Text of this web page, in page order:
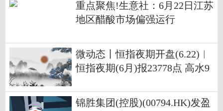
重点聚焦!生意社：6月22日江苏
地区醋酸市场偏强运行
微动态丨恒指夜期开盘(6.22)︱
恒指夜期(6月)报23778点 高水9
锦胜集团(控股)(00794.HK)发盈